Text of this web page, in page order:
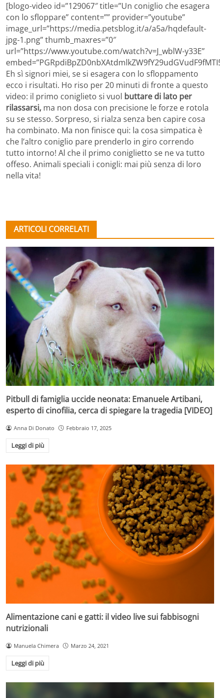
[blogo-video id=”129067″ title=”Un coniglio che esagera
con lo sfloppare” content=”” provider=”youtube”
image_url=”https://media.petsblog.it/a/a5a/hqdefault-
jpg-1.png” thumb_maxres=”0″
url=”https://www.youtube.com/watch?v=J_wblW-y33E”
Eh sì signori miei, se si esagera con lo sfloppamento
ecco i risultati. Ho riso per 20 minuti di fronte a questo
video: il primo coniglieto si vuol buttare di lato per
rilassarsi, ma non dosa con precisione le forze e rotola
su se stesso. Sorpreso, si rialza senza ben capire cosa
ha combinato. Ma non finisce qui: la cosa simpatica è
che l’altro coniglio pare prenderlo in giro correndo
tutto intorno! Al che il primo coniglietto se ne va tutto
offeso. Animali speciali i conigli: mai più senza di loro
nella vita!
ARTICOLI CORRELATI
Pitbull di famiglia uccide neonata: Emanuele Artibani,
esperto di cinofilia, cerca di spiegare la tragedia [VIDEO]
Anna Di Donato Febbraio 17, 2025
Leggi di più
Alimentazione cani e gatti: il video live sui fabbisogni
nutrizionali
Manuela Chimera Marzo 24, 2021
Leggi di più